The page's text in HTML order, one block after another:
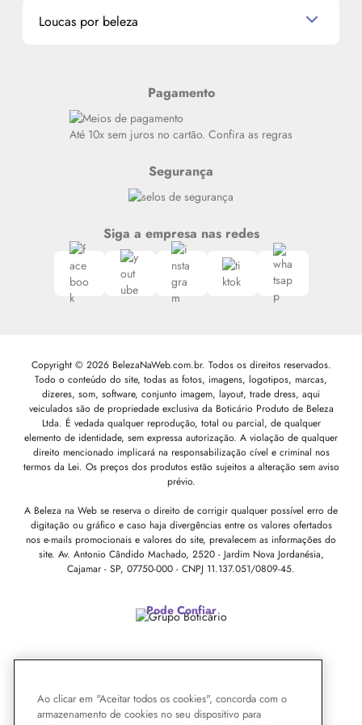
Miniaturas de Produtos de Cabelo
Meus endereços
Loucas por beleza
Siga nosso canal no Whatsapp
Pagamento
Até 10x sem juros no cartão. Confira as regras
Segurança
Siga a empresa nas redes
Copyright © 2026 BelezaNaWeb.com.br. Todos os direitos reservados.
Todo o conteúdo do site, todas as fotos, imagens, logotipos, marcas,
dizeres, som, software, conjunto imagem, layout, trade dress, aqui
veiculados são de propriedade exclusiva da Boticário Produto de Beleza
Ltda. É vedada qualquer reprodução, total ou parcial, de qualquer
elemento de identidade, sem expressa autorização. A violação de qualquer
direito mencionado implicará na responsabilização cível e criminal nos
termos da Lei. Os preços dos produtos estão sujeitos a alteração sem aviso
prévio.
A Beleza na Web se reserva o direito de corrigir qualquer possível erro de
digitação ou gráfico e caso haja divergências entre os valores ofertados
nos e-mails promocionais e valores do site, prevalecem as informações do
site. Av. Antonio Cândido Machado, 2520 - Jardim Nova Jordanésia,
Cajamar - SP, 07750-000 - CNPJ 11.137.051/0809-45.
Pode Confiar
Ao clicar em "Aceitar todos os cookies", concorda com o
armazenamento de cookies no seu dispositivo para